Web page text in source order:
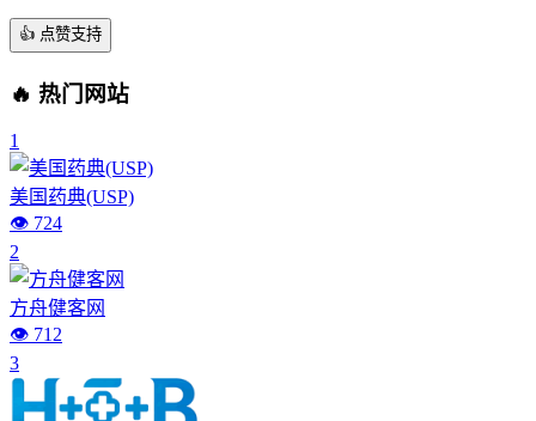
👍 点赞支持
🔥 热门网站
1
美国药典(USP)
👁️ 724
2
方舟健客网
👁️ 712
3